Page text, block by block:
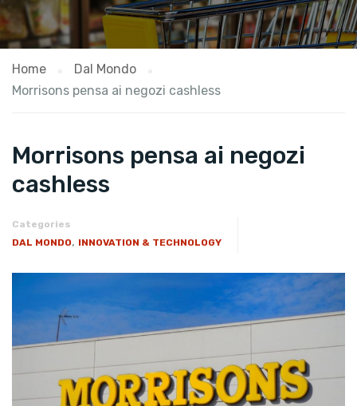
Home
Dal Mondo
Morrisons pensa ai negozi cashless
Morrisons pensa ai negozi
cashless
Categories
DAL MONDO, INNOVATION & TECHNOLOGY